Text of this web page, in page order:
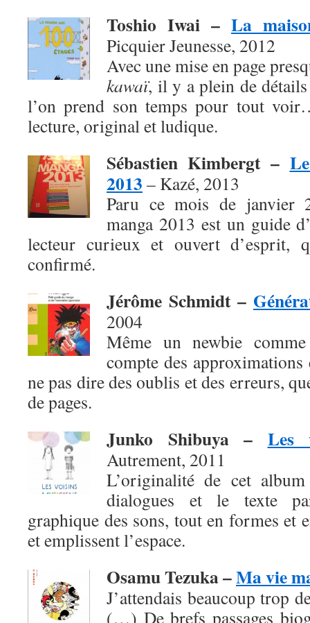
Toshio Iwai – La
Picquier Jeunesse, 2012
Avec une mise en page
kawaï, il y a plein de
l’on prend son temps pour tout
lecture, original et ludique.
Sébastien Kimbergt –
2013 – Kazé, 2013
Paru ce mois de janvier
manga 2013 est un guide
lecteur curieux et ouvert d’esprit,
confirmé.
Jérôme Schmidt –
2004
Même un newbie
compte des
ne pas dire des oublis et des erreurs,
de pages.
Junko Shibuya– Les
Autrement, 2011
L’originalité de cet
dialogues et le texte
graphique des sons, tout en formes et
et emplissent l’espace.
Osamu Tezuka –Ma vie
J’attendais beaucoup trop
(…) De brefs passages